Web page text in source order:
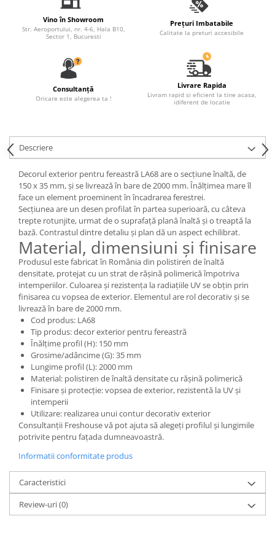
Inele coloane
Inele coloane
Piedestaluri coloane
Trunchiuri coloane
Semicoloane de interior
Baze semicoloane
Piedestaluri semicoloane
Trunchiuri semicoloane
Mulaje de interior
Rozete de interior
Panouri decorative
Cadru de arc
Fronton
Șeminee decorative
Panouri pentru tavan
Console de interior
Cadre de ușă
Ornamente de colț
Accesorii profile decorative
Parchet
Parchet Triplu Stratificat
Vino în Showroom
Str. Aeroportului, nr. 4-6, Hala B10,
Sector 1, Bucuresti
Prețuri Imbatabile
Calitate la preturi accesibile
Consultanță
Oricare este alegerea ta !
Livrare Rapida
Livram rapid si eficient la tine acasa,
idiferent de locatie
Descriere
Decorul exterior pentru fereastră LA68 are o secțiune înaltă, de
150 x 35 mm, și se livrează în bare de 2000 mm. Înălțimea mare îl
face un element proeminent în încadrarea ferestrei.
Secțiunea are un desen profilat în partea superioară, cu câteva
trepte rotunjite, urmat de o suprafață plană înaltă și o treaptă la
bază. Contrastul dintre detaliu și plan dă un aspect echilibrat.
Material, dimensiuni și finisare
Produsul este fabricat în România din polistiren de înaltă
densitate, protejat cu un strat de rășină polimerică împotriva
intemperiilor. Culoarea și rezistența la radiațiile UV se obțin prin
finisarea cu vopsea de exterior. Elementul are rol decorativ și se
livrează în bare de 2000 mm.
Cod produs: LA68
Tip produs: decor exterior pentru fereastră
Înălțime profil (H): 150 mm
Grosime/adâncime (G): 35 mm
Lungime profil (L): 2000 mm
Material: polistiren de înaltă densitate cu rășină polimerică
Finisare și protecție: vopsea de exterior, rezistentă la UV și
intemperii
Utilizare: realizarea unui contur decorativ exterior
Consultanții Freshouse vă pot ajuta să alegeți profilul și lungimile
potrivite pentru fațada dumneavoastră.
Informatii conformitate produs
Caracteristici
Review-uri(0)